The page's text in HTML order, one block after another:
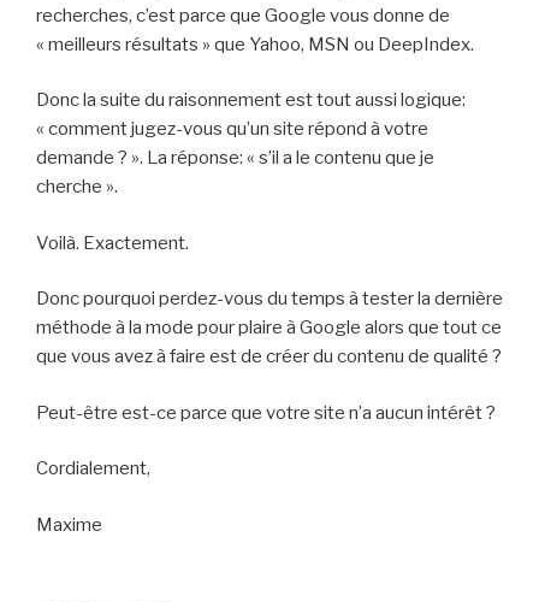
recherches, c’est parce que Google vous donne de
« meilleurs résultats » que Yahoo, MSN ou DeepIndex.
Donc la suite du raisonnement est tout aussi logique:
« comment jugez-vous qu’un site répond à votre
demande ? ». La réponse: « s’il a le contenu que je
cherche ».
Voilà. Exactement.
Donc pourquoi perdez-vous du temps à tester la dernière
méthode à la mode pour plaire à Google alors que tout ce
que vous avez à faire est de créer du contenu de qualité ?
Peut-être est-ce parce que votre site n’a aucun intérêt ?
Cordialement,
Maxime